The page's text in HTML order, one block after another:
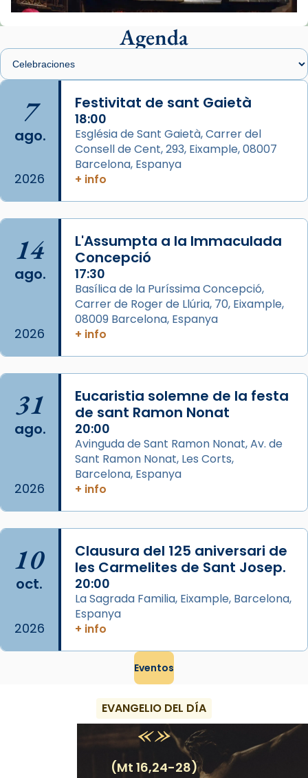
📸 J. Merino
de Barcelona.
2 weeks ago
Aquest dilluns, 27 de juliol, ha tingut lloc la
missa d’acció de gràcies en agraïment al
comitè organitzador de la visita apostòlica
L’arquebisbe de Barcelona, el cardenal Joan
Josep Omella, ha presidit la missa i l’ha
concelebrat el bisbe auxiliar de Barcelona,
Mons. David Abadías.
📸 Dr. G. Simón
Foto
Arquebisbat de Barcelona
2 weeks ago
Memòria de les santes Juliana i
Semproniana, verges i màrtirs.
Acompanyant la història de sant Cugat, a
partir de l’Edat Mitjana sorgeix la tradició
frare Joan Gaspar Roig, afirma en una obra
que les santes són filles de l’antiga Iluro.
Mataró en reivindicarà les relíq
Foto
View on Facebook · Share
Agenda
7
ago.
2026
Festivitat de sant Gaietà
18:00
Església de Sant Gaietà, Carrer del
Consell de Cent, 293, Eixample, 08007
Barcelona, Espanya
+ info
14
ago.
2026
L'Assumpta a la Immaculada
Concepció
17:30
Basílica de la Puríssima Concepció,
Carrer de Roger de Llúria, 70, Eixample,
08009 Barcelona, Espanya
+ info
31
ago.
2026
Eucaristia solemne de la festa
de sant Ramon Nonat
20:00
Avinguda de Sant Ramon Nonat, Av. de
Sant Ramon Nonat, Les Corts,
Barcelona, Espanya
+ info
10
oct.
2026
Clausura del 125 aniversari de
les Carmelites de Sant Josep.
20:00
La Sagrada Familia, Eixample, Barcelona,
Espanya
+ info
Eventos
EVANGELIO DEL DÍA
(Mt 16,24-28)